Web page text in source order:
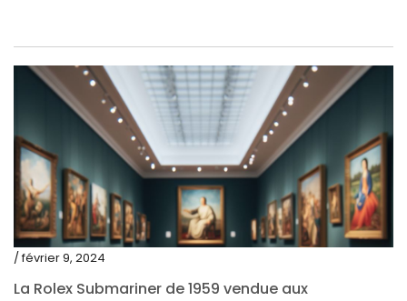
novembre 2022
octobre 2022
septembre 2022
août 2022
juillet 2022
juin 2022
mai 2022
avril 2022
/ février 9, 2024
La Rolex Submariner de 1959 vendue aux